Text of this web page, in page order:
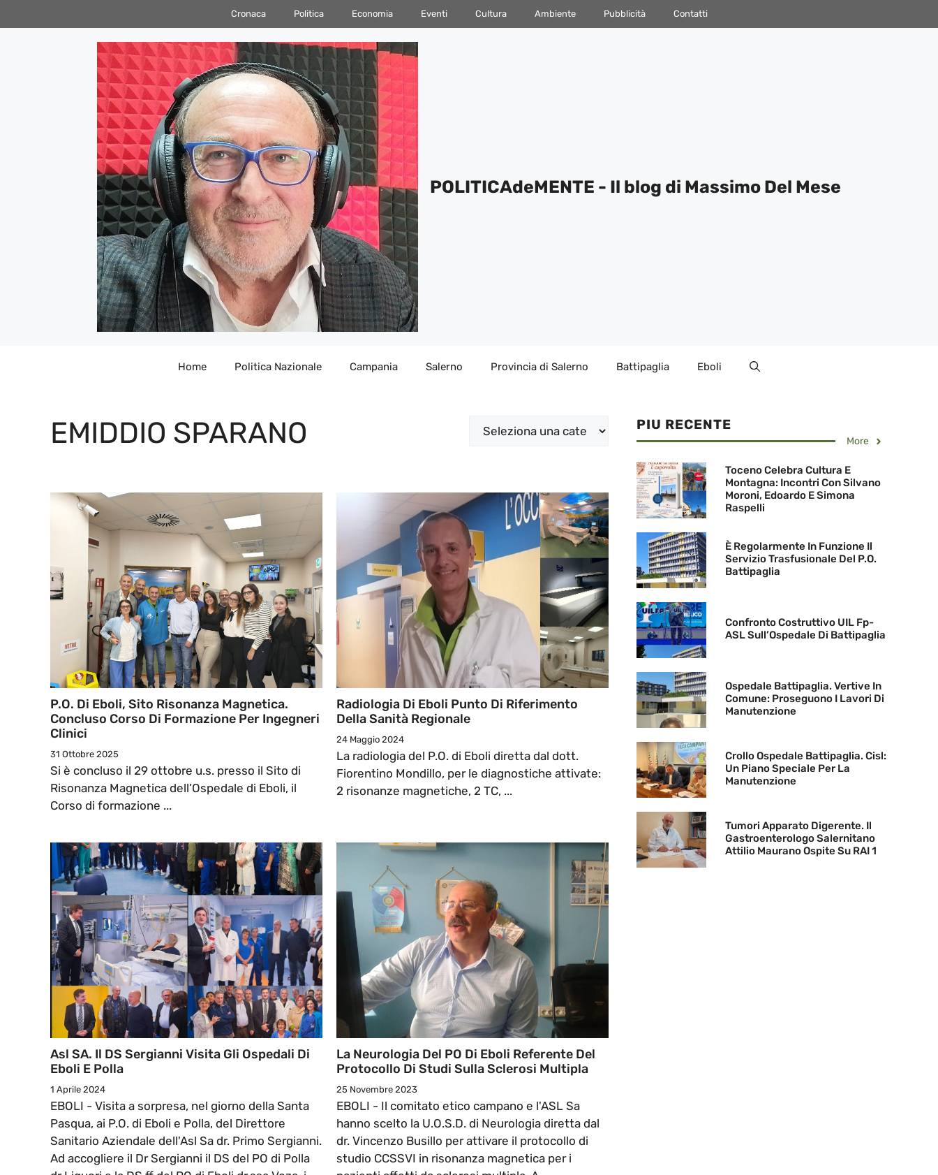
al
Cronaca Politica Economia Eventi Cultura Ambiente Pubblicità Contatti
POLITICAdeMENTE - Il blog di Massimo Del Mese
Home Politica Nazionale Campania Salerno Provincia di Salerno Battipaglia Eboli
EMIDDIO SPARANO Categorie
P.O. Di Eboli, Sito Risonanza Magnetica.
Concluso Corso Di Formazione Per Ingegneri
Clinici
31 Ottobre 2025
Si è concluso il 29 ottobre u.s. presso il Sito di
Risonanza Magnetica dell’Ospedale di Eboli, il
Corso di formazione ...
Radiologia Di Eboli Punto Di Riferimento
Della Sanità Regionale
24 Maggio 2024
La radiologia del P.O. di Eboli diretta dal dott.
Fiorentino Mondillo, per le diagnostiche attivate:
2 risonanze magnetiche, 2 TC, ...
Asl SA. Il DS Sergianni Visita Gli Ospedali Di
Eboli E Polla
1 Aprile 2024
EBOLI - Visita a sorpresa, nel giorno della Santa
Pasqua, ai P.O. di Eboli e Polla, del Direttore
Sanitario Aziendale dell'Asl Sa dr. Primo Sergianni.
Ad accogliere il Dr Sergianni il DS del PO di Polla
La Neurologia Del PO Di Eboli Referente Del
Protocollo Di Studi Sulla Sclerosi Multipla
25 Novembre 2023
EBOLI - Il comitato etico campano e l'ASL Sa
hanno scelto la U.O.S.D. di Neurologia diretta dal
dr. Vincenzo Busillo per attivare il protocollo di
studio CCSSVI in risonanza magnetica per i
PIU RECENTE
More
Toceno Celebra Cultura E
Montagna: Incontri Con Silvano
Moroni, Edoardo E Simona
Raspelli
È Regolarmente In Funzione Il
Servizio Trasfusionale Del P.O.
Battipaglia
Confronto Costruttivo UIL Fp-
ASL Sull’Ospedale Di Battipaglia
Ospedale Battipaglia. Vertive In
Comune: Proseguono I Lavori Di
Manutenzione
Crollo Ospedale Battipaglia. Cisl:
Un Piano Speciale Per La
Manutenzione
Tumori Apparato Digerente. Il
Gastroenterologo Salernitano
Attilio Maurano Ospite Su RAI 1